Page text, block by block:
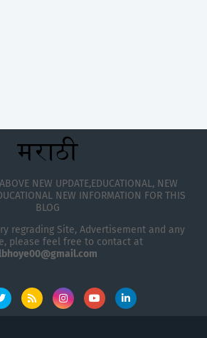
NEW UPDATE,EDUCATIONAL, NEW
NEW INFORMATION FOR THIS
BLOG
regrading Site, Advertisement and any
please feel free to contact at
lbhoye00@gmail.com